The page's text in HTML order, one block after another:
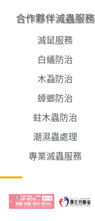
合作夥伴滅蟲服務
滅鼠服務
白蟻防治
木蝨防治
蟑螂防治
蛀木蟲防治
潮濕蟲處理
專業滅蟲服務